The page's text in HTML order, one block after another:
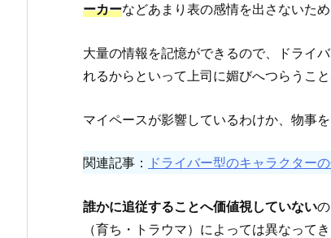
ーカーなどあまり表の感情を出さないた
大量の情報を記憶ができるので、ドライ
れるからといって上司に媚びへつらうこと
マイペースが影響しているわけか、物事を
関連記事： ドライバー型のキャラクター
誰かに追従することへ価値視していない
（育ち・トラウマ）によっては異なってき